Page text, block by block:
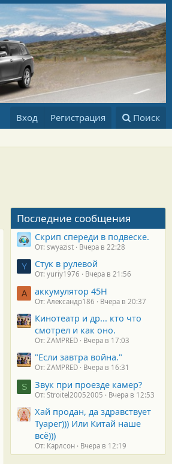
Вход Регистрация Поиск
Последние сообщения
Скрип спереди в подвеске.
От: swyazist Вчера в 22:28
Y Стук в рулевой
От: yuriy1976 Вчера в 21:56
А аккумулятор 45H
От: Александр186 Вчера в 20:37
Кинотеатр и др... кто что
смотрел и как оно.
От: ZAMPRED Вчера в 17:03
"Если завтра война."
От: ZAMPRED Вчера в 16:31
S Звук при проезде камер?
От: Stroitel20052005 Вчера в 12:53
Хай продан, да здравствует
Туарег))) Или Китай наше
всё)))
От: Карлсон Вчера в 12:19